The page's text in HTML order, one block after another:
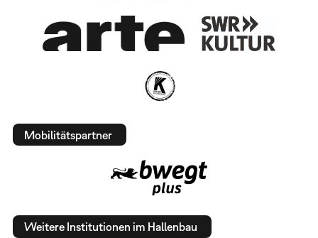
Mobilitätspartner
Weitere Institutionen im Hallenbau